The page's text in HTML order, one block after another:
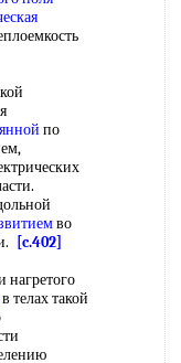
по
во
[c.402]
нагретого
в телах такой